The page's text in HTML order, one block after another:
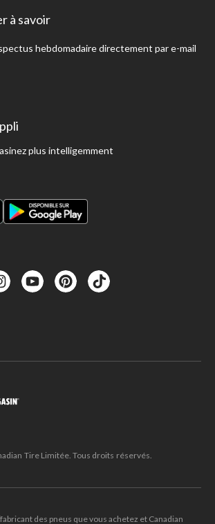
à savoir
hebdomadaire directement par e-mail
plus intelligemment
Tire Limitée. Tous droits réservés.
des pneus que vous achetez et Canadian